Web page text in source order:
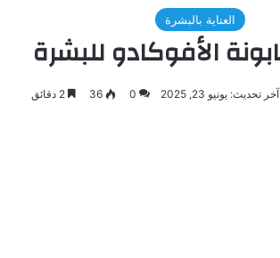
العناية بالبشرة
الأفوكادو للبشرة
آخر تحديث: يونيو 23, 2025 0
36